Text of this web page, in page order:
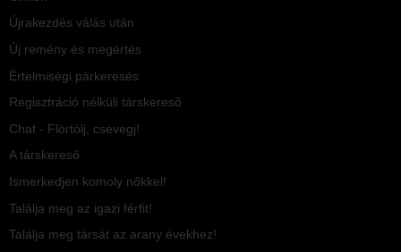
Újrakezdés válás után
Új remény és megértés
Értelmiségi párkeresés
Regisztráció nélküli társkereső
Chat - Flörtölj, csevegj!
A társkereső
Ismerkedjen komoly nőkkel!
Találja meg az igazi férfit!
Találja meg társát az arany évekhez!